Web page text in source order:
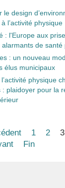
le design
l’activité physique
: l'Europe aux
alarmants de santé
: un nouveau
élus municipaux
physique
: plaidoyer pour la
1 2 3
Fin